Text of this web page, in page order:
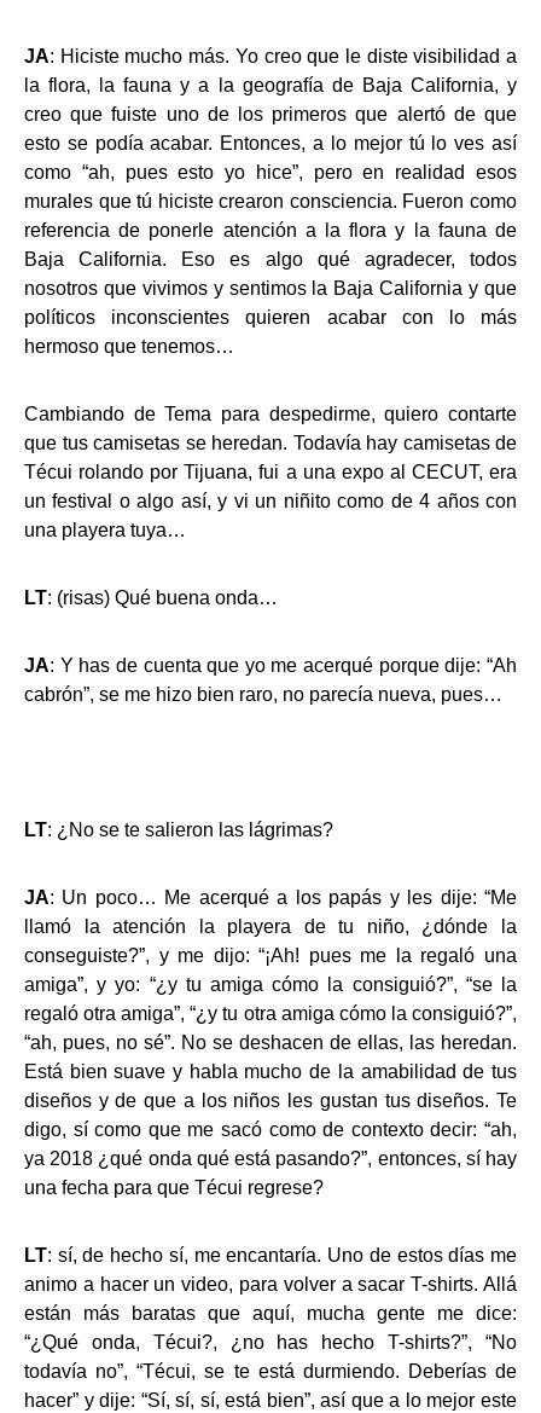
JA: Hiciste mucho más. Yo creo que le diste visibilidad a
la flora, la fauna y a la geografía de Baja California, y
creo que fuiste uno de los primeros que alertó de que
esto se podía acabar. Entonces, a lo mejor tú lo ves así
como “ah, pues esto yo hice”, pero en realidad esos
murales que tú hiciste crearon consciencia. Fueron como
referencia de ponerle atención a la flora y la fauna de
Baja California. Eso es algo qué agradecer, todos
nosotros que vivimos y sentimos la Baja California y que
políticos inconscientes quieren acabar con lo más
hermoso que tenemos…
Cambiando de Tema para despedirme, quiero contarte
que tus camisetas se heredan. Todavía hay camisetas de
Técui rolando por Tijuana, fui a una expo al CECUT, era
un festival o algo así, y vi un niñito como de 4 años con
una playera tuya…
LT: (risas) Qué buena onda…
JA: Y has de cuenta que yo me acerqué porque dije: “Ah
cabrón”, se me hizo bien raro, no parecía nueva, pues…
LT: ¿No se te salieron las lágrimas?
JA: Un poco… Me acerqué a los papás y les dije: “Me
llamó la atención la playera de tu niño, ¿dónde la
conseguiste?”, y me dijo: “¡Ah! pues me la regaló una
amiga”, y yo: “¿y tu amiga cómo la consiguió?”, “se la
regaló otra amiga”, “¿y tu otra amiga cómo la consiguió?”,
“ah, pues, no sé”. No se deshacen de ellas, las heredan.
Está bien suave y habla mucho de la amabilidad de tus
diseños y de que a los niños les gustan tus diseños. Te
digo, sí como que me sacó como de contexto decir: “ah,
ya 2018 ¿qué onda qué está pasando?”, entonces, sí hay
una fecha para que Técui regrese?
LT: sí, de hecho sí, me encantaría. Uno de estos días me
animo a hacer un video, para volver a sacar T-shirts. Allá
están más baratas que aquí, mucha gente me dice:
“¿Qué onda, Técui?, ¿no has hecho T-shirts?”, “No
todavía no”, “Técui, se te está durmiendo. Deberías de
hacer” y dije: “Sí, sí, sí, está bien”, así que a lo mejor este